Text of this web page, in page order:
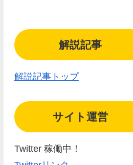
解説記事
解説記事トップ
サイト運営
Twitter 稼働中！